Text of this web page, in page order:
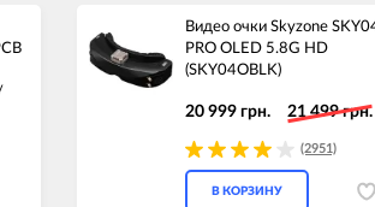
Видео очки Skyzone
PRO OLED 5.8G HD
(SKY04OBLK)
20 999 грн. 21 499 грн.
(2951)
В КОРЗИНУ